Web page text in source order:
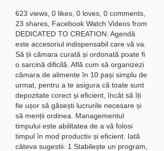
623 views, 0 likes, 0 loves, 0 comments,
23 shares, Facebook Watch Videos from
DEDICATED TO CREATION: Agendă
este accesoriul indispensabil care vă va.
Să ții cămara curată și ordonată poate fi
o sarcină dificilă. Află cum să organizezi
cămara de alimente în 10 pași simplu de
urmat, pentru a te asigura că toate sunt
depozitate corect și eficient, încât să îți
fie ușor să găsești lucrurile necesare și
să menții ordinea. Managementul
timpului este abilitatea de a vă folosi
timpul în mod productiv și eficient. Iată
câteva sugestii: 1 Stabilește un program,